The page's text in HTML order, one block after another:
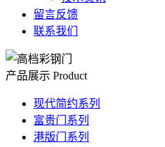
留言反馈
联系我们
产品展示 Product
现代简约系列
富贵门系列
港版门系列